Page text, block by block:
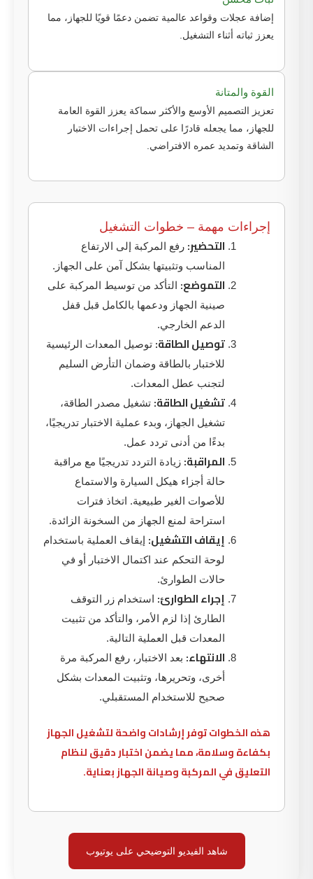
إضافة عجلات وقواعد عالمية تضمن دعمًا قويًا للجهاز، مما
يعزز ثباته أثناء التشغيل.
القوة والمتانة
تعزيز التصميم الأوسع والأكثر سماكة يعزز القوة العامة
للجهاز، مما يجعله قادرًا على تحمل إجراءات الاختبار
الشاقة وتمديد عمره الافتراضي.
إجراءات مهمة – خطوات التشغيل
التحضير: رفع المركبة إلى الارتفاع
المناسب وتثبيتها بشكل آمن على الجهاز.
التموضع: التأكد من توسيط المركبة على
صينية الجهاز ودعمها بالكامل قبل قفل
الدعم الخارجي.
توصيل الطاقة: توصيل المعدات الرئيسية
للاختبار بالطاقة وضمان التأرض السليم
لتجنب عطل المعدات.
تشغيل الطاقة: تشغيل مصدر الطاقة،
تشغيل الجهاز، وبدء عملية الاختبار تدريجيًا،
بدءًا من أدنى تردد عمل.
المراقبة: زيادة التردد تدريجيًا مع مراقبة
حالة أجزاء هيكل السيارة والاستماع
للأصوات الغير طبيعية. اتخاذ فترات
استراحة لمنع الجهاز من السخونة الزائدة.
إيقاف التشغيل: إيقاف العملية باستخدام
لوحة التحكم عند اكتمال الاختبار أو في
حالات الطوارئ.
إجراء الطوارئ: استخدام زر التوقف
الطارئ إذا لزم الأمر، والتأكد من تثبيت
المعدات قبل العملية التالية.
الانتهاء: بعد الاختبار، رفع المركبة مرة
أخرى، وتحريرها، وتثبيت المعدات بشكل
صحيح للاستخدام المستقبلي.
هذه الخطوات توفر إرشادات واضحة لتشغيل الجهاز
بكفاءة وسلامة، مما يضمن اختبار دقيق لنظام
التعليق في المركبة وصيانة الجهاز بعناية.
شاهد الفيديو التوضيحي على يوتيوب